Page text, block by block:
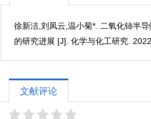
徐新洁,刘凤云,温小菊*. 二氧化铈半
的研究进展 [J]. 化学与化工研究.
文献评论